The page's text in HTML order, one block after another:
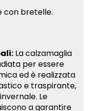
con bretelle.
La calzamaglia
per essere
ed è realizzata
e traspirante,
Le
a garantire